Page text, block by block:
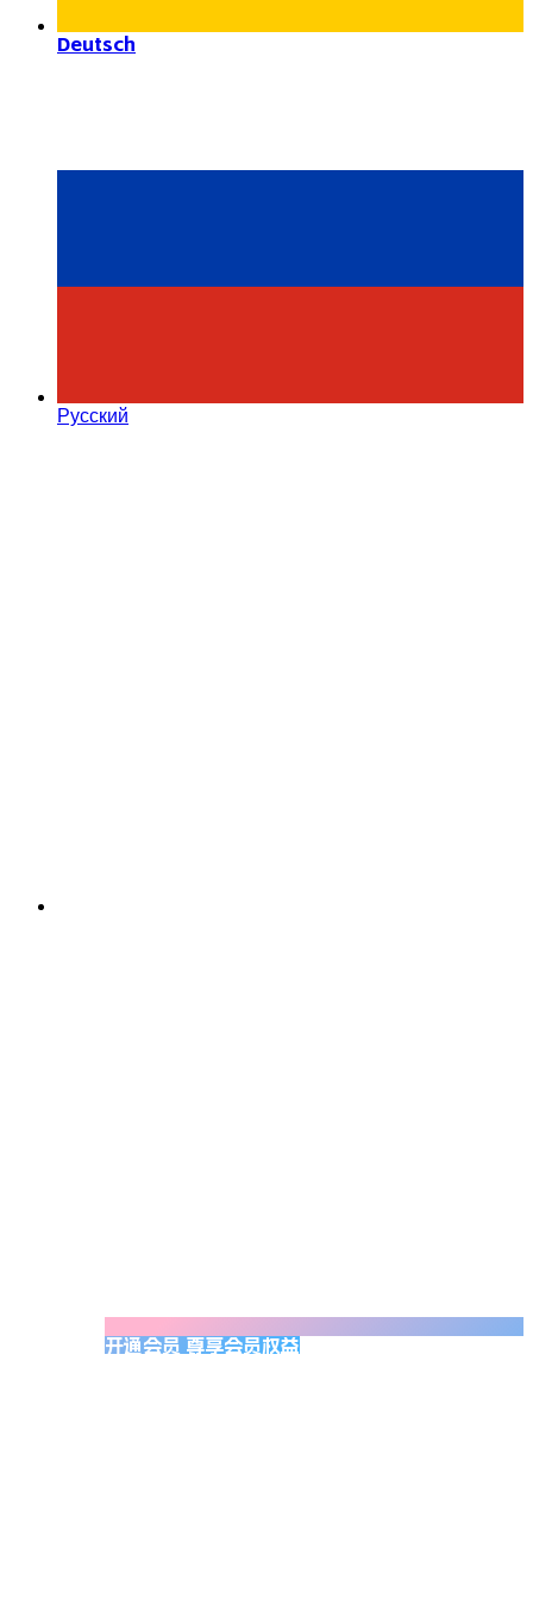
Deutsch
Русский
开通会员 尊享会员权益